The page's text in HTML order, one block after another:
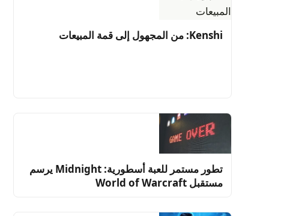
Kenshi: من المجهول إلى قمة المبيعات
تطور مستمر للعبة أسطورية: Midnight يرسم
مستقبل World of Warcraft